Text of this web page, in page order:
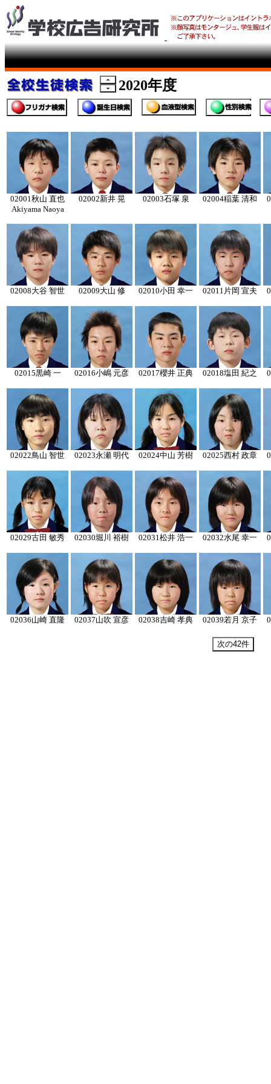
2020年度
02001 秋山 直也
Akiyama Naoya
02002新井 晃 02003石塚 泉 02004稲葉 清和
02008大谷 智世 02009大山 修 02010小田 幸一 02011 片岡 宣夫
02015黒崎 一 02016小嶋 元彦 02017櫻井 正典 02018塩田 紀之
02022鳥山 智世 02023永瀬 明代 02024中山 芳樹 02025西村 政章
02029古田 敏秀 02030堀川 裕樹 02031 松井 浩一 02032水尾 幸一
02036山崎 直隆 02037山吹 宣彦 02038吉崎 孝典 02039若月 京子